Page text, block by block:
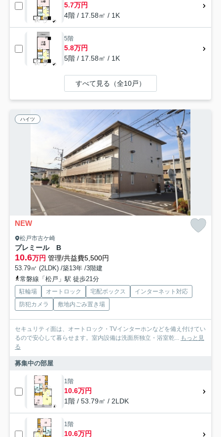
5.7万円
4階 / 17.58㎡ / 1K
5階
5.8万円
5階 / 17.58㎡ / 1K
すべて見る（全10戸）
ハイツ
NEW
松戸市古ケ崎
プレミール B
10.6万円 管理/共益費5,500円
53.79㎡ (2LDK) /築13年 /3階建
常磐線「松戸」駅 徒歩21分
駐輪場 オートロック 宅配ボックス
インターネット対応
防犯カメラ
敷地内ごみ置き場
セキュリティ面は、オートロック・TVインターホンなどを備え付けてい
るので安心して暮らせます。室内設備は洗面所独立・浴室乾... もっと見
る
募集中の部屋
1階
10.6万円
1階 / 53.79㎡ / 2LDK
1階
10.6万円